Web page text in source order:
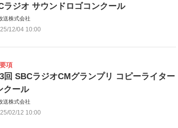
ラジオ サウンドロゴコンクール
送株式会社
12/04 10:00
項
回 SBCラジオCMグランプリ コピーライター
クール
送株式会社
02/12 10:00